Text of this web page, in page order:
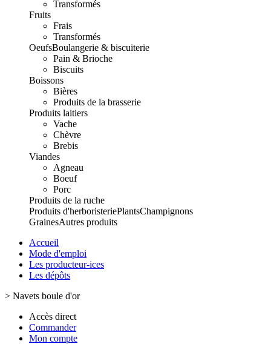
Transformés
Fruits
Frais
Transformés
OeufsBoulangerie & biscuiterie
Pain & Brioche
Biscuits
Boissons
Bières
Produits de la brasserie
Produits laitiers
Vache
Chèvre
Brebis
Viandes
Agneau
Boeuf
Porc
Produits de la ruche
Produits d'herboristeriePlantsChampignons
GrainesAutres produits
Accueil
Mode d'emploi
Les producteur-ices
Les dépôts
> Navets boule d'or
Accès direct
Commander
Mon compte